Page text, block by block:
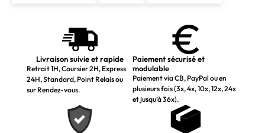
Livraison suivie et rapide
Retrait 1H, Coursier 2H, Express
24H, Standard, Point Relais ou
sur Rendez-vous.
Paiement sécurisé et
modulable
Paiement via CB, PayPal ou en
plusieurs fois (3x, 4x, 10x, 12x, 24x
et jusqu’à 36x).